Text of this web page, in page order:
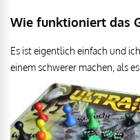
Wie funktioniert das
Es ist eigentlich einfach und
einem schwerer machen, als